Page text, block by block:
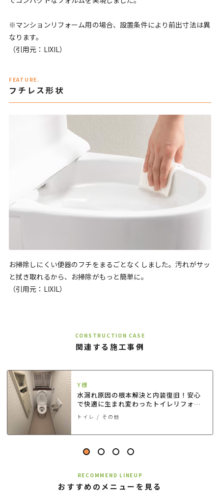
※マンションリフォーム用の場合、設置条件により前出寸法は異
なります。
（引用元：LIXIL）
FEATURE.
フチレス形状
お掃除しにくい便器のフチをまるごとなくしました。汚れがサッ
と拭き取れるから、お掃除がもっと簡単に。
（引用元：LIXIL）
CONSTRUCTION CASE
関連する施工事例
Y様
水漏れ原因の根本解決と内装復旧！安心
で快適に生まれ変わったトイレリフォー
トイレ その他
RECOMMEND LINEUP
おすすめのメニューを見る